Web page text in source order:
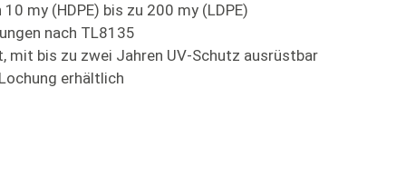
my (HDPE) bis zu 200 my (LDPE)
nach TL8135
mit bis zu zwei Jahren UV-Schutz ausrüstbar
erhältlich